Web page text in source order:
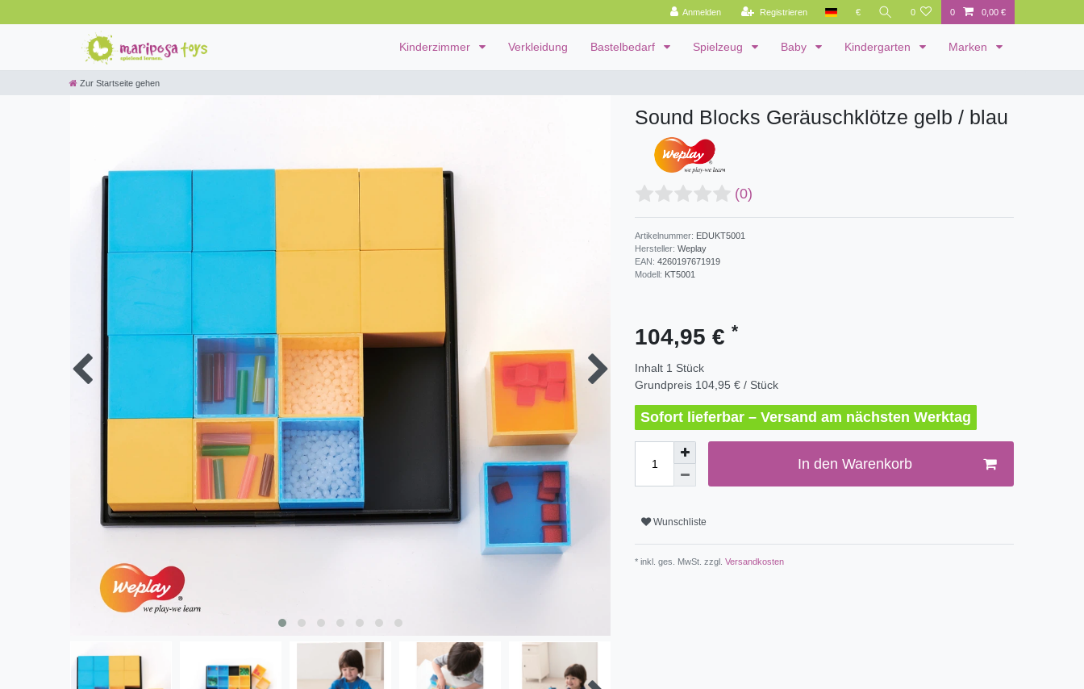
Anmelden Registrieren € 0 0 0,00 €
Kinderzimmer Verkleidung Bastelbedarf Spielzeug Baby Kindergarten Marken
Zur Startseite gehen
Sound Blocks Geräuschklötze gelb / blau
(0)
Artikelnummer: EDUKT5001
Hersteller: Weplay
EAN: 4260197671919
Modell: KT5001
104,95 € *
Inhalt 1 Stück
Grundpreis 104,95 € / Stück
Sofort lieferbar – Versand am nächsten Werktag
In den Warenkorb
Wunschliste
* inkl. ges. MwSt. zzgl. Versandkosten